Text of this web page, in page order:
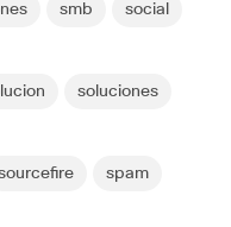
smb social
soluciones
spam